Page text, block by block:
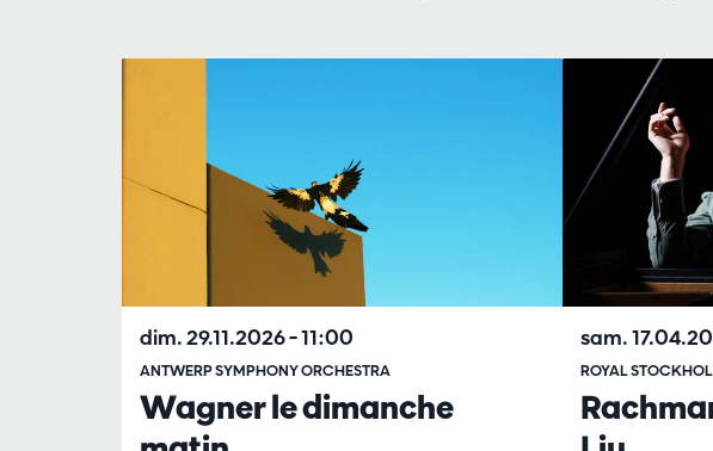
Wagner le dimanche
ANTWERP SYMPHONY ORCHESTRA
dim. 29.11.2026– 11:00
ROYAL
sam.